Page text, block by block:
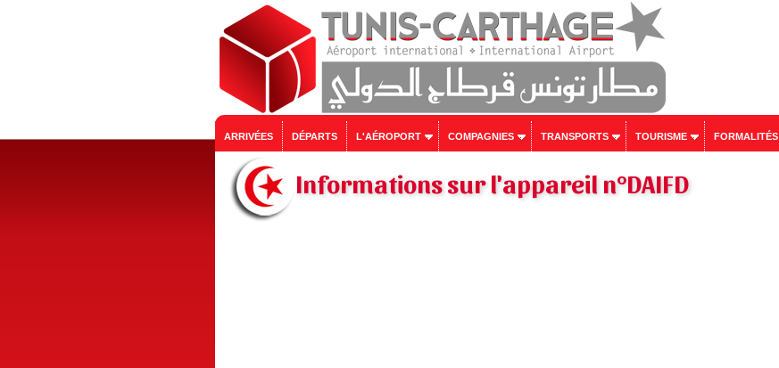
ARRIVÉES DÉPARTS L'AÉROPORT COMPAGNIES TRANSPORTS TOURISME FORMALITÉS
Informations sur l'appareil n°DAIFD